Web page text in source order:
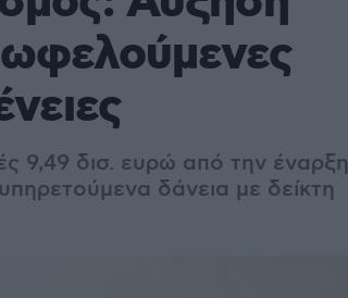
ωφελούμενες
9,49 δισ. ευρώ από την έναρξη
δάνεια με δείκτη